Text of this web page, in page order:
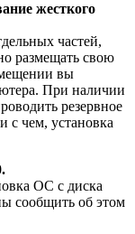
жесткого
частей,
размещать свою
вы
При наличии
резервное
с чем, установка
ОС с диска
сообщить об этом